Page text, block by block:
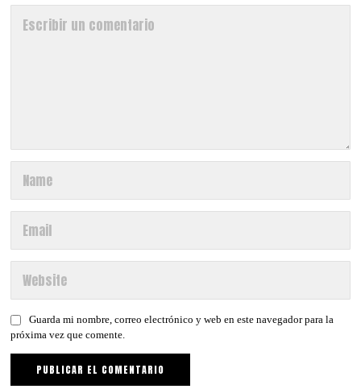
Guarda mi nombre, correo electrónico y web en este navegador para la
próxima vez que comente.